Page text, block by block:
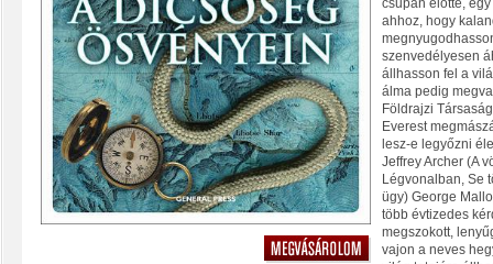
csupán előtte,
ahhoz, hogy
szenvedélyesen
állhasson fel a
álma pedig
Földrajzi
Everest
lesz-e legyőzni
Jeffrey Archer (A
Légvonalban, Se
ügy) George
több évtizedes
megszokott,
vajon a neves